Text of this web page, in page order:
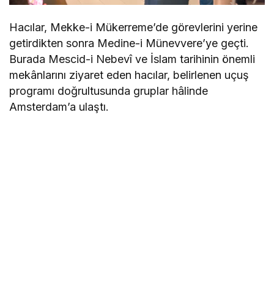
Hacılar, Mekke-i Mükerreme’de görevlerini yerine
getirdikten sonra Medine-i Münevvere’ye geçti.
Burada Mescid-i Nebevî ve İslam tarihinin önemli
mekânlarını ziyaret eden hacılar, belirlenen uçuş
programı doğrultusunda gruplar hâlinde
Amsterdam’a ulaştı.